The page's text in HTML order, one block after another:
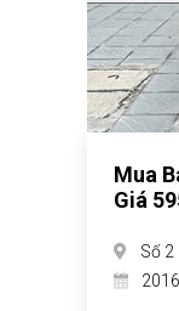
Mua
Giá
Số 2
2016